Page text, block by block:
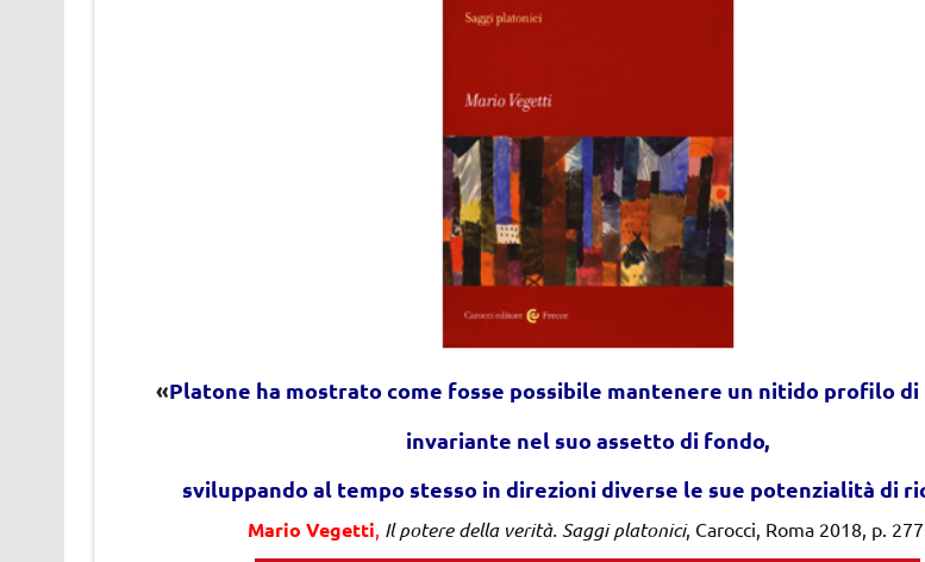
«Platone ha mostrato come fosse possibile mantenere un nitido profilo di
invariante nel suo assetto di fondo,
sviluppando al tempo stesso in direzioni diverse le sue potenzialità di
Mario Vegetti, Il potere della verità. Saggi platonici, Carocci, Roma 2018, p.